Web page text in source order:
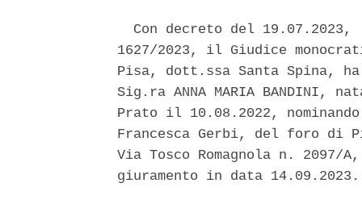
Con decreto del 19.07.2023,
1627/2023, il Giudice
Pisa, dott.ssa Santa Spina,
Sig.ra ANNA MARIA BANDINI,
Prato il 10.08.2022,
Francesca Gerbi, del foro di
Via Tosco Romagnola n.
giuramento in data